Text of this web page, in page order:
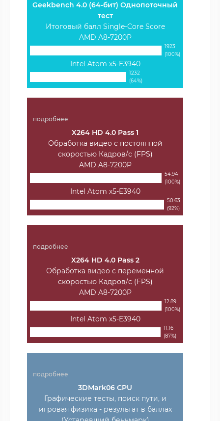
Geekbench 4.0 (64-бит) Однопоточный
тест
Итоговый балл Single-Core Score
AMD A8-7200P
1923
(100%)
Intel Atom x5-E3940
1232
(64%)
подробнее
X264 HD 4.0 Pass 1
Обработка видео с постоянной
скоростью Кадров/с (FPS)
AMD A8-7200P
54.94
(100%)
Intel Atom x5-E3940
50.63
(92%)
подробнее
X264 HD 4.0 Pass 2
Обработка видео с переменной
скоростью Кадров/с (FPS)
AMD A8-7200P
12.89
(100%)
Intel Atom x5-E3940
11.16
(87%)
подробнее
3DMark06 CPU
Графические тесты, поиск пути, и
игровая физика - результат в баллах